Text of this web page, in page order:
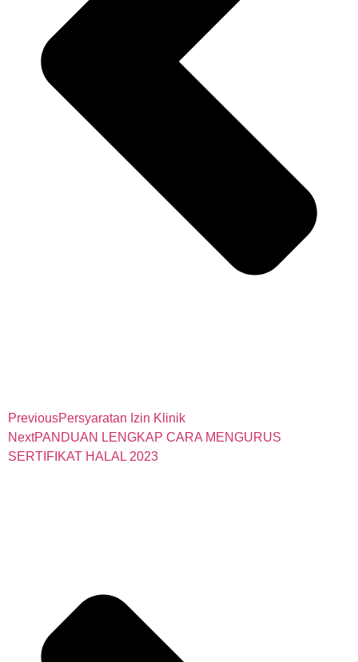
PreviousPersyaratan Izin Klinik
NextPANDUAN LENGKAP CARA MENGURUS
SERTIFIKAT HALAL 2023